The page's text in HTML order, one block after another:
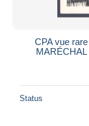
CPA vue
Status